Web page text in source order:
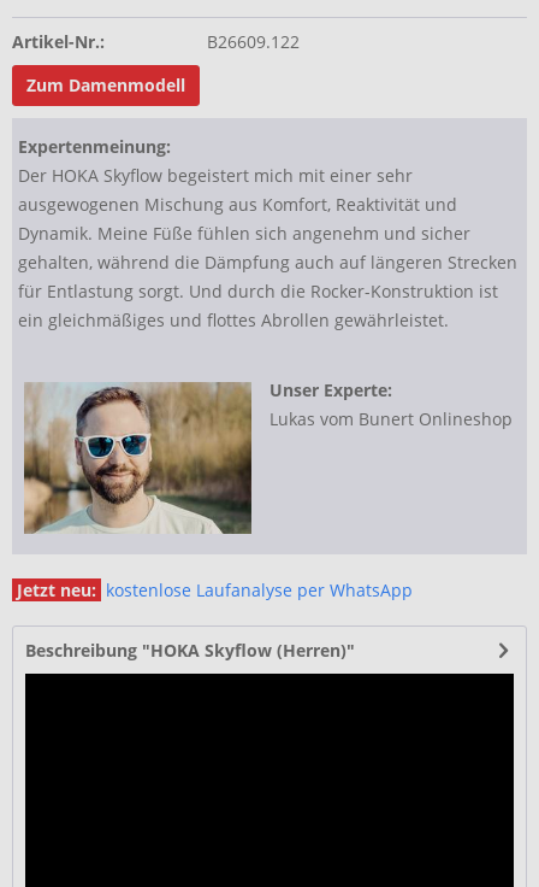
Artikel-Nr.:
B26609.122
Zum Damenmodell
Expertenmeinung:
Der HOKA Skyflow begeistert mich mit einer sehr
ausgewogenen Mischung aus Komfort, Reaktivität und
Dynamik. Meine Füße fühlen sich angenehm und sicher
gehalten, während die Dämpfung auch auf längeren Strecken
für Entlastung sorgt. Und durch die Rocker-Konstruktion ist
ein gleichmäßiges und flottes Abrollen gewährleistet.
Unser Experte:
Lukas vom Bunert Onlineshop
Jetzt neu: kostenlose Laufanalyse per WhatsApp
Beschreibung "HOKA Skyflow (Herren)"